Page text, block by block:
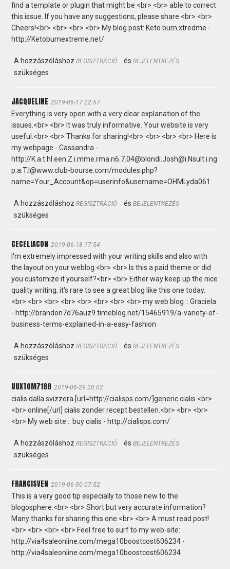
find a template or plugin that might be <br> <br> able to correct
this issue. If you have any suggestions, please share.<br> <br>
Cheers!<br> <br> <br> <br> My blog post: Keto burn xtredme -
http://Ketoburnextreme.net/
A hozzászóláshozREGISZTRÁCIÓ ésBEJELENTKEZÉS
szükséges
JACQUELINE 2019-06-17 22:57
Everything is very open with a very clear explanation of the
issues.<br> <br> It was truly informative. Your website is very
useful.<br> <br> Thanks for sharing!<br> <br> <br> <br> Here is
my webpage - Cassandra -
http://K.a.t.hl.een.Z.i.mme.rma.n6.7.04@blondi.Josh@i.Nsult.i.ng
p.a.T.l@www.club-bourse.com/modules.php?
name=Your_Account&op=userinfo&username=OHMLyda061
A hozzászóláshozREGISZTRÁCIÓ ésBEJELENTKEZÉS
szükséges
CECELIACON 2019-06-18 17:54
I'm extremely impressed with your writing skills and also with
the layout on your weblog.<br> <br> Is this a paid theme or did
you customize it yourself?<br> <br> Either way keep up the nice
quality writing, it's rare to see a great blog like this one today.
<br> <br> <br> <br> <br> <br> <br> <br> my web blog :: Graciela
- http://brandon7d76auz9.timeblog.net/15465919/a-variety-of-
business-terms-explained-in-a-easy-fashion
A hozzászóláshozREGISZTRÁCIÓ ésBEJELENTKEZÉS
szükséges
UUXTOM7188 2019-06-29 20:02
cialis dalla svizzera [url=http://cialisps.com/]generic cialis <br>
<br> online[/url] cialis zonder recept bestellen.<br> <br> <br>
<br> My web site :: buy cialis - http://cialisps.com/
A hozzászóláshozREGISZTRÁCIÓ ésBEJELENTKEZÉS
szükséges
FRANCISVEN 2019-06-30 07:52
This is a very good tip especially to those new to the
blogosphere.<br> <br> Short but very accurate information?
Many thanks for sharing this one.<br> <br> A must read post!
<br> <br> <br> <br> Feel free to surf to my web-site:
http://via4saleonline.com/mega10boostcost606234 -
http://via4saleonline.com/mega10boostcost606234